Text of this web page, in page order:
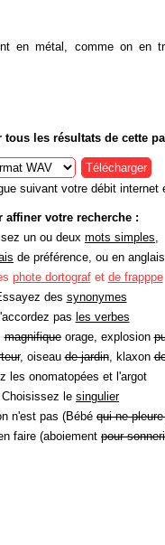
en métal, comme on
tous les résultats de cette
suivant votre débit internet
affiner votre recherche :
un ou deux mots simples,
de préférence, ou en anglais
phote dortografet de frapppe
des synonymes
pas les verbes
magnifiqueorage, explosion
, oiseaude jardin, klaxon
les onomatopées et l'argot
le singulier
n'est pas (Bébé qui ne
faire (aboiement pour